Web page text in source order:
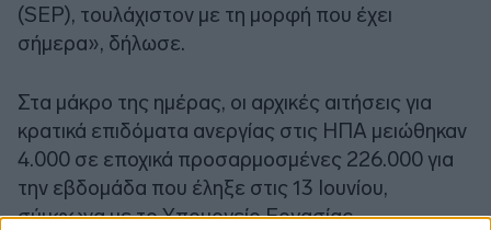
(SEP), τουλάχιστον με τη μορφή που έχει
σήμερα», δήλωσε.
Στα μάκρο της ημέρας, οι αρχικές αιτήσεις για
κρατικά επιδόματα ανεργίας στις ΗΠΑ μειώθηκαν
4.000 σε εποχικά προσαρμοσμένες 226.000 για
την εβδομάδα που έληξε στις 13 Ιουνίου,
σύμφωνα με το Υπουργείο Εργασίας.